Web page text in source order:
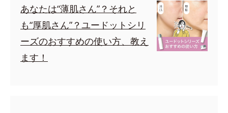
あなたは“薄肌さん”？それと
も“厚肌さん”？ユードットシリ
ーズのおすすめの使い方、教え
ます！